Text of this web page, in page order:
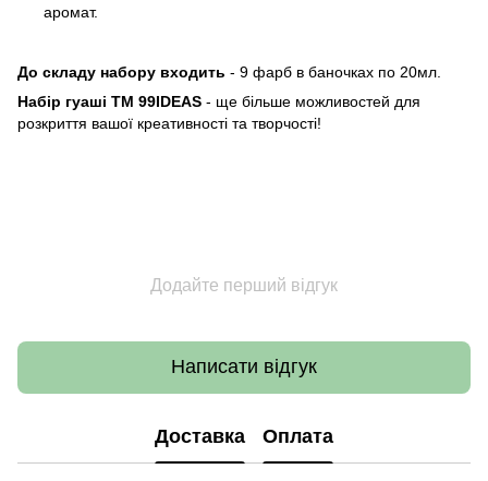
аромат.
До складу набору входить - 9 фарб в баночках по 20мл.
Набір гуаші ТМ 99IDEAS - ще більше можливостей для
розкриття вашої креативності та творчості!
Додайте перший відгук
Написати відгук
Доставка Оплата